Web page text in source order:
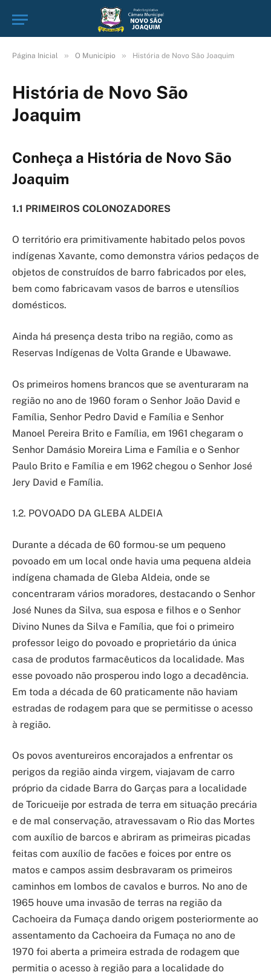
Página Inicial » O Município » História de Novo São Joaquim
História de Novo São
Joaquim
Conheça a História de Novo São
Joaquim
1.1 PRIMEIROS COLONOZADORES
O território era primitivamente habitado pelos povos
indígenas Xavante, como demonstra vários pedaços de
objetos de construídos de barro fabricados por eles,
bem como fabricavam vasos de barros e utensílios
domésticos.
Ainda há presença desta tribo na região, como as
Reservas Indígenas de Volta Grande e Ubawawe.
Os primeiros homens brancos que se aventuraram na
região no ano de 1960 foram o Senhor João David e
Família, Senhor Pedro David e Família e Senhor
Manoel Pereira Brito e Família, em 1961 chegaram o
Senhor Damásio Moreira Lima e Família e o Senhor
Paulo Brito e Família e em 1962 chegou o Senhor José
Jery David e Família.
1.2. POVOADO DA GLEBA ALDEIA
Durante a década de 60 formou-se um pequeno
povoado em um local onde havia uma pequena aldeia
indígena chamada de Gleba Aldeia, onde se
concentraram vários moradores, destacando o Senhor
José Nunes da Silva, sua esposa e filhos e o Senhor
Divino Nunes da Silva e Família, que foi o primeiro
professor leigo do povoado e proprietário da única
casa de produtos farmacêuticos da localidade. Mas
esse povoado não prosperou indo logo a decadência.
Em toda a década de 60 praticamente não haviam
estradas de rodagem para que se permitisse o acesso
à região.
Os povos aventureiros encorajados a enfrentar os
perigos da região ainda virgem, viajavam de carro
próprio da cidade Barra do Garças para a localidade
de Toricueije por estrada de terra em situação precária
e de mal conservação, atravessavam o Rio das Mortes
com auxílio de barcos e abriram as primeiras picadas
feitas com auxílio de facões e foices por entre os
matos e campos assim desbravaram os primeiros
caminhos em lombos de cavalos e burros. No ano de
1965 houve uma invasão de terras na região da
Cachoeira da Fumaça dando origem posteriormente ao
assentamento da Cachoeira da Fumaça no ano de
1970 foi aberta a primeira estrada de rodagem que
permitia o acesso à região para a localidade do